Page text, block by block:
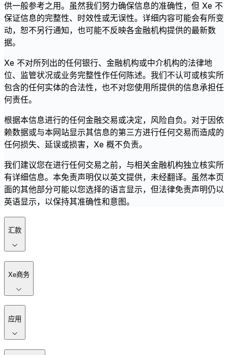
供一般参考之用。虽然我们努力确保信息的准确性，但 Xe 不
保证信息的完整性、时效性或无误性。详细内容可能会有所变
动，恕不另行通知，也可能不反映各金融机构提供的最新数
据。
Xe 不对所列出的任何银行、金融机构或中介机构的法律地
位、监管状况或业务完整性作任何陈述。我们不认可或核实所
包含的任何实体的合法性，也不对您使用所提供的信息承担任
何责任。
根据本信息进行的任何金融交易或决定，风险自负。对于因依
赖数据或与本网站显示其信息的第三方进行任何交易而造成的
任何损失、延误或损害，Xe 概不负责。
我们建议您在进行任何交易之前，与相关金融机构独立核实所
有详细信息。本免责声明仅以英文提供，未经翻译。虽然本页
面的其他部分可能以您选择的语言显示，但法律免责声明仍以
英语显示，以保持其准确性和意图。
汇款
Xe商务
应用